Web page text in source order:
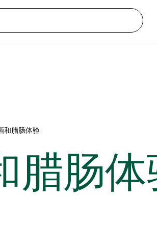
和腊肠体验
腊肠体